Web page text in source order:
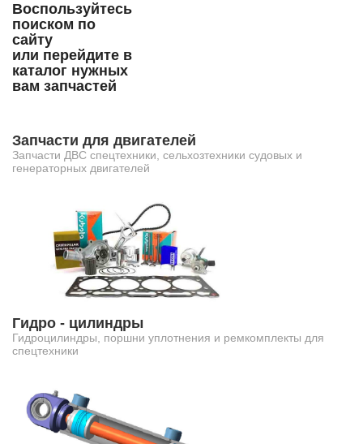
Воспользуйтесь
поиском по
сайту
или перейдите в
каталог нужных
вам запчастей
Запчасти для двигателей
Запчасти ДВС спецтехники, сельхозтехники судовых и
генераторных двигателей
Гидро - цилиндры
Гидроцилиндры, поршни уплотнения и ремкомплекты для
спецтехники